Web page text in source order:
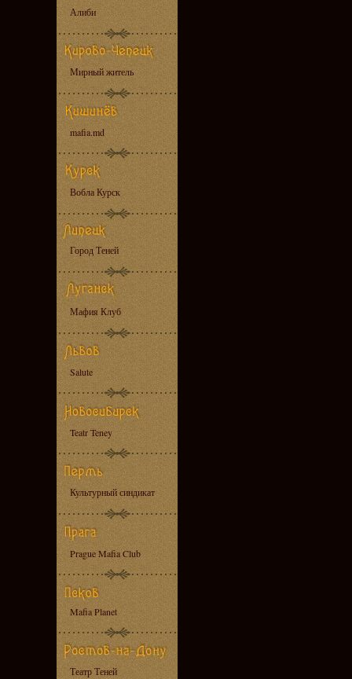
Алиби
Мирный житель
mafia.md
Вобла Курск
Город Теней
Мафия Клуб
Salute
Teatr Teney
Культурный синдикат
Prague Mafia Club
Mafia Planet
Театр Теней